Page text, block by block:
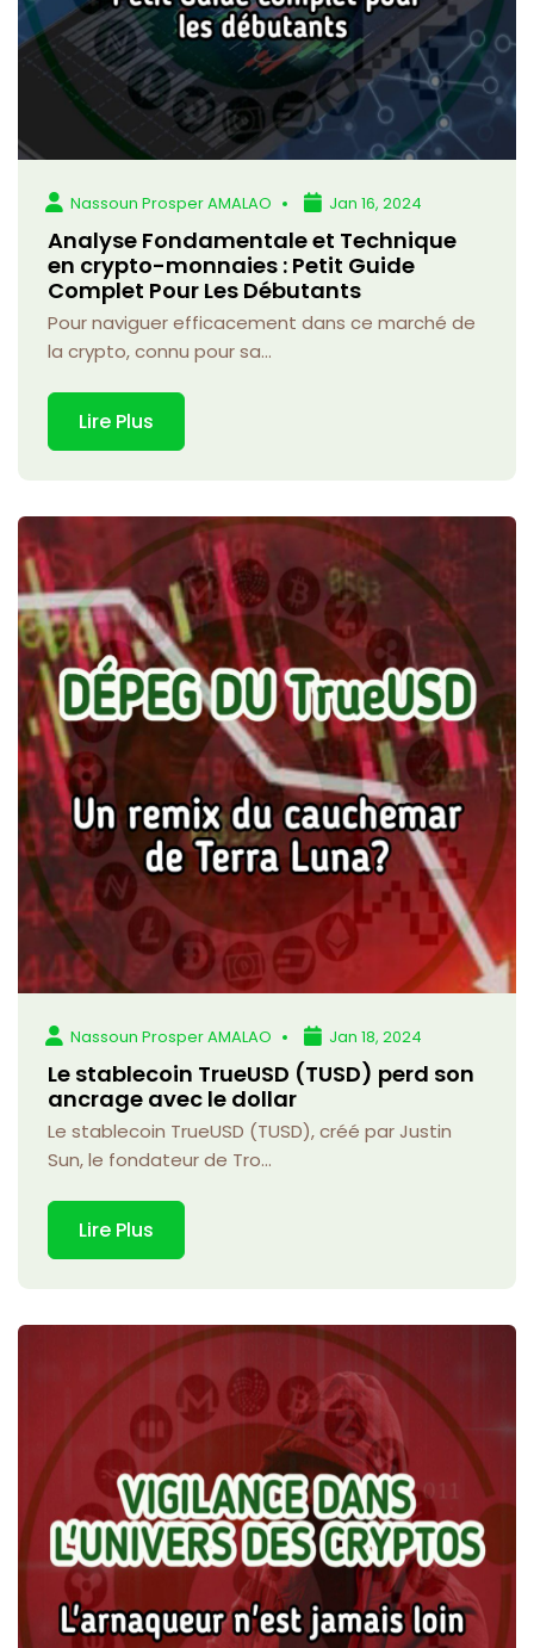
Nassoun Prosper AMALAO Jan 16, 2024
Analyse Fondamentale et Technique
en crypto-monnaies : Petit Guide
Complet Pour Les Débutants
Pour naviguer efficacement dans ce marché de
la crypto, connu pour sa...
Lire Plus
Nassoun Prosper AMALAO Jan 18, 2024
Le stablecoin TrueUSD (TUSD) perd son
ancrage avec le dollar
Le stablecoin TrueUSD (TUSD), créé par Justin
Sun, le fondateur de Tro...
Lire Plus